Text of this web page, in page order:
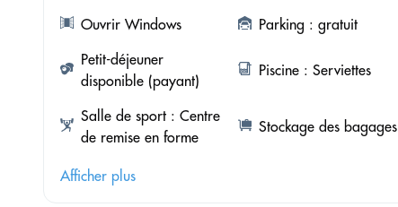
Ouvrir Windows Parking : gratuit
Petit-déjeuner
disponible (payant)
Piscine : Serviettes
Salle de sport : Centre
de remise en forme
Stockage des bagages
Afficher plus